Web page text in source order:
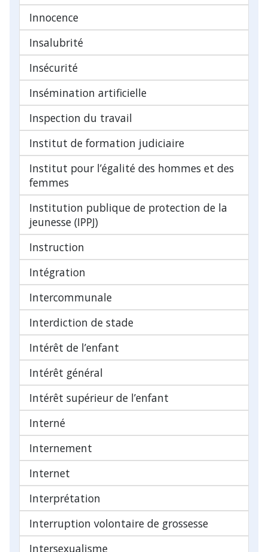
Innocence
Insalubrité
Insécurité
Insémination artificielle
Inspection du travail
Institut de formation judiciaire
Institut pour l’égalité des hommes et des
femmes
Institution publique de protection de la
jeunesse (IPPJ)
Instruction
Intégration
Intercommunale
Interdiction de stade
Intérêt de l’enfant
Intérêt général
Intérêt supérieur de l’enfant
Interné
Internement
Internet
Interprétation
Interruption volontaire de grossesse
Intersexualisme